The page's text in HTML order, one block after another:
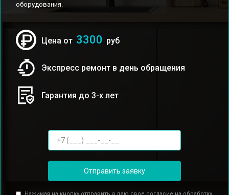
оборудования.
Цена от 3300 руб
Экспресс ремонт в день обращения
Гарантия до 3-х лет
Отправить заявку